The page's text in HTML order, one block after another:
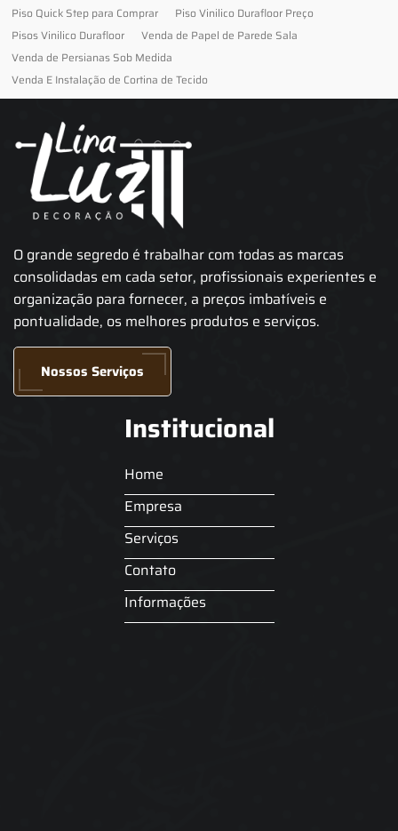
Piso Quick Step para Comprar
Piso Vinilico Durafloor Preço
Pisos Vinilico Durafloor
Venda de Papel de Parede Sala
Venda de Persianas Sob Medida
Venda E Instalação de Cortina de Tecido
O grande segredo é trabalhar com todas as marcas
consolidadas em cada setor, profissionais experientes e
organização para fornecer, a preços imbatíveis e
pontualidade, os melhores produtos e serviços.
Nossos Serviços
Institucional
Home
Empresa
Serviços
Contato
Informações